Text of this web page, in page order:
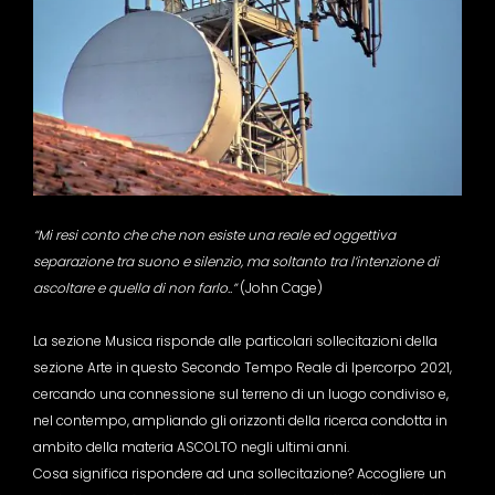
“Mi resi conto che che non esiste una reale ed oggettiva
separazione tra suono e silenzio, ma soltanto tra l’intenzione di
ascoltare e quella di non farlo..”(John Cage)
La sezione Musica risponde alle particolari sollecitazioni della
sezione Arte in questo Secondo Tempo Reale di Ipercorpo 2021,
cercando una connessione sul terreno di un luogo condiviso e,
nel contempo, ampliando gli orizzonti della ricerca condotta in
ambito della materia ASCOLTO negli ultimi anni.
Cosa significa rispondere ad una sollecitazione? Accogliere un